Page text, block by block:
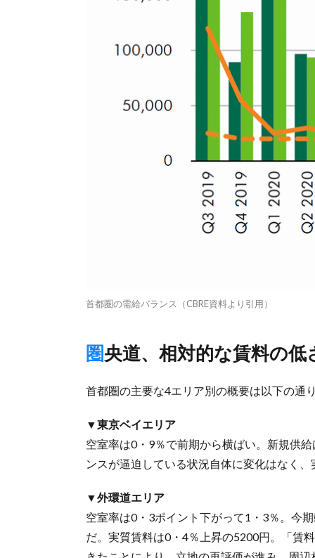
首都圏の需給バランス（CBRE資料より引用）
圏央道、相対的な賃料の
首都圏の主要な4エリア別の概要は以下の通
▼東京ベイエリア
空室率は0・9％で前期から横ばい。新規供
ンスが逼迫している状況自体に変化はなく
▼外環道エリア
空室率は0・3ポイント下がって1・3％。今
だ。実質賃料は0・4％上昇の5200円。「賃